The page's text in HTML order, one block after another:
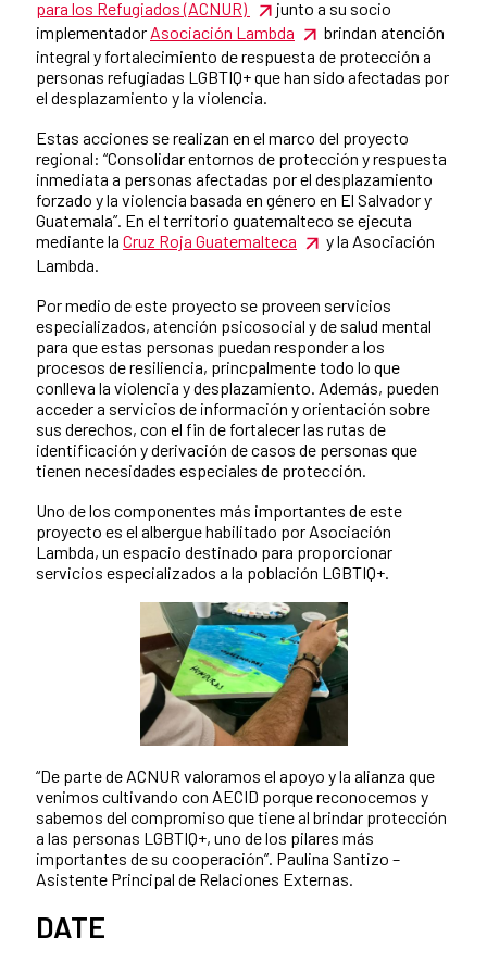
para los Refugiados (ACNUR)
junto a su socio
implementador Asociación Lambda
brindan atención
integral y fortalecimiento de respuesta de protección a
personas refugiadas LGBTIQ+ que han sido afectadas por
el desplazamiento y la violencia.
Estas acciones se realizan en el marco del proyecto
regional: “Consolidar entornos de protección y respuesta
inmediata a personas afectadas por el desplazamiento
forzado y la violencia basada en género en El Salvador y
Guatemala”. En el territorio guatemalteco se ejecuta
mediante la Cruz Roja Guatemalteca
y la Asociación
Lambda.
Por medio de este proyecto se proveen servicios
especializados, atención psicosocial y de salud mental
para que estas personas puedan responder a los
procesos de resiliencia, princpalmente todo lo que
conlleva la violencia y desplazamiento. Además, pueden
acceder a servicios de información y orientación sobre
sus derechos, con el fin de fortalecer las rutas de
identificación y derivación de casos de personas que
tienen necesidades especiales de protección.
Uno de los componentes más importantes de este
proyecto es el albergue habilitado por Asociación
Lambda, un espacio destinado para proporcionar
servicios especializados a la población LGBTIQ+.
“De parte de ACNUR valoramos el apoyo y la alianza que
venimos cultivando con AECID porque reconocemos y
sabemos del compromiso que tiene al brindar protección
a las personas LGBTIQ+, uno de los pilares más
importantes de su cooperación”. Paulina Santizo –
Asistente Principal de Relaciones Externas.
DATE